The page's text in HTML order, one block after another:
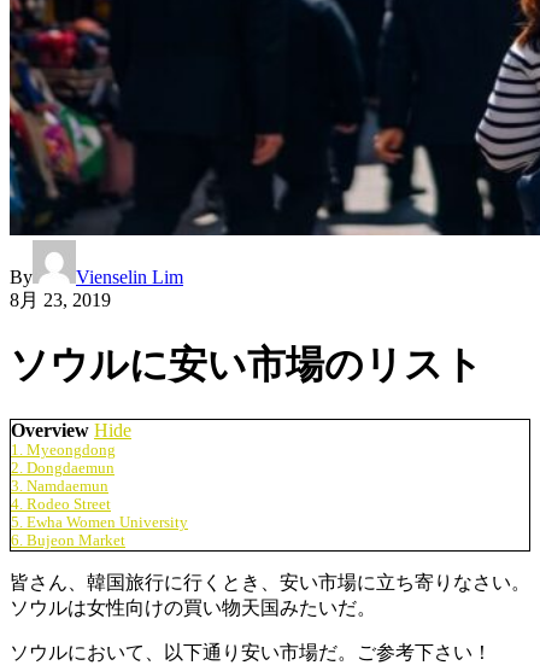
By
Vienselin Lim
8月 23, 2019
ソウルに安い市場のリスト
Overview Hide
1. Myeongdong
2. Dongdaemun
3. Namdaemun
4. Rodeo Street
5. Ewha Women University
6. Bujeon Market
皆さん、韓国旅行に行くとき、安い市場に立ち寄りなさい。
ソウルは女性向けの買い物天国みたいだ。
ソウルにおいて、以下通り安い市場だ。ご参考下さい！